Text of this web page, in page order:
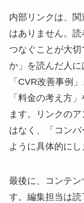
内部リンクは、
はありません。
つなぐことが大
か」を読んだ人
「CVR改善事例
「料金の考え方
ます。リンクの
はなく、「コン
ように具体的にし
最後に、コンテ
す。編集担当は